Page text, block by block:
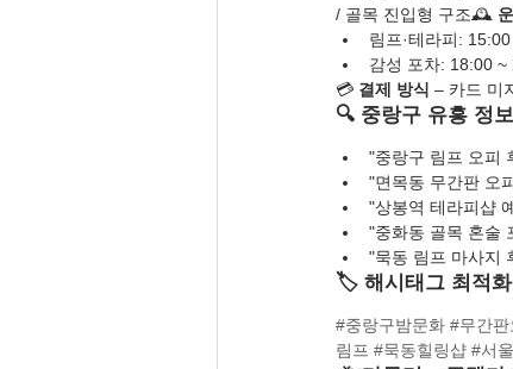
/ 골목 진입형 구조🕰️
림프·테라피:
감성 포차: 18:00 ~
💳 결제 방식 – 카드 미
🔍 중랑구 유흥 정
"중랑구 림프 오피
"면목동 무간판 오
"상봉역 테라피샵
"중화동 골목 혼술
"묵동 림프 마사지
🏷️ 해시태그 최적화
#중랑구밤문화 #무간판
림프 #묵동힐링샵 #서